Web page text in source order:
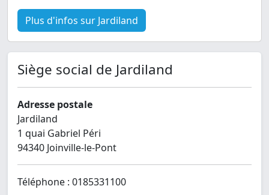
Plus d'infos sur Jardiland
Siège social de Jardiland
Adresse postale
Jardiland
1 quai Gabriel Péri
94340 Joinville-le-Pont
Téléphone : 0185331100